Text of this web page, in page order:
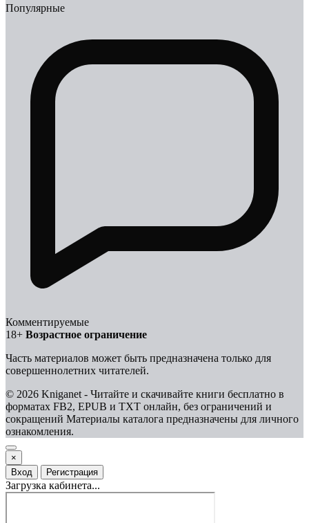
Популярные
Комментируемые
18+ Возрастное ограничение
Часть материалов может быть предназначена только для
совершеннолетних читателей.
© 2026 Kniganet - Читайте и скачивайте книги бесплатно в
форматах FB2, EPUB и TXT онлайн, без ограничений и
сокращений Материалы каталога предназначены для личного
ознакомления.
×
Вход
Регистрация
Загрузка кабинета...